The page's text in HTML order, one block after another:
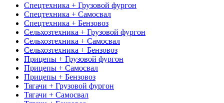
Спецтехника + Грузовой фургон
Спецтехника + Самосвал
Спецтехника + Бензовоз
Сельхозтехника + Грузовой фургон
Сельхозтехника + Самосвал
Сельхозтехника + Бензовоз
Прицепы + Грузовой фургон
Прицепы + Самосвал
Прицепы + Бензовоз
Тягачи + Грузовой фургон
Тягачи + Самосвал